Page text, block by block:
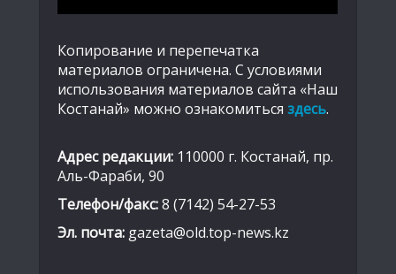
Копирование и перепечатка
материалов ограничена. С условиями
использования материалов сайта «Наш
Костанай» можно ознакомиться здесь.
Адрес редакции: 110000 г. Костанай, пр.
Аль-Фараби, 90
Телефон/факс:8 (7142) 54-27-53
Эл. почта: gazeta@old.top-news.kz